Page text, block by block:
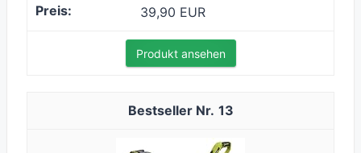
39,90 EUR
Produkt ansehen
13